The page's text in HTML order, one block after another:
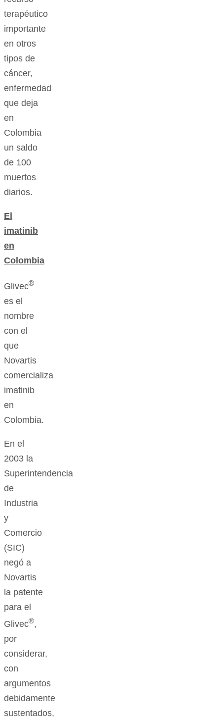
terapéutico
importante
en otros
tipos de
cáncer,
enfermedad
que deja
en
Colombia
un saldo
de 100
muertos
diarios.
El
imatinib
en
Colombia
Glivec®
es el
nombre
con el
que
Novartis
comercializa
imatinib
en
Colombia.
En el
2003 la
Superintendencia
de
Industria
y
Comercio
(SIC)
negó a
Novartis
la patente
para el
Glivec®,
por
considerar,
con
argumentos
debidamente
sustentados,